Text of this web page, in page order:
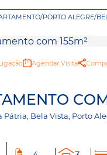
/PORTO ALEGRE/
Agendar Visita
Pátria, Bela Vista, Porto